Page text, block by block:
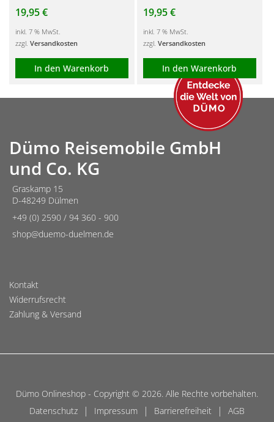
19,95€
inkl. 7 % MwSt.
zzgl. Versandkosten
In den Warenkorb
19,95€
inkl. 7 % MwSt.
zzgl. Versandkosten
In den Warenkorb
Dümo Reisemobile GmbH
und Co. KG
Graskamp 15
D-48249 Dülmen
+49 (0) 2590 / 94 360 - 900
shop@duemo-duelmen.de
Kontakt
Widerrufsrecht
Zahlung & Versand
Dümo Onlineshop - Copyright © 2026. Alle Rechte vorbehalten.
Datenschutz
| Impressum | Barrierefreiheit | AGB